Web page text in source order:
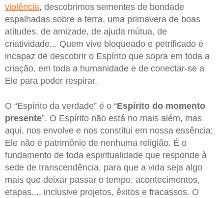
violência, descobrimos sementes de bondade
espalhadas sobre a terra, uma primavera de boas
atitudes, de amizade, de ajuda mútua, de
criatividade... Quem vive bloqueado e petrificado é
incapaz de descobrir o Espírito que sopra em toda a
criação, em toda a humanidade e de conectar-se a
Ele para poder respirar.
O “Espírito da verdade” é o “Espírito do momento
presente”. O Espírito não está no mais além, mas
aqui, nos envolve e nos constitui em nossa essência;
Ele não é patrimônio de nenhuma religião. É o
fundamento de toda espiritualidade que responde à
sede de transcendência, para que a vida seja algo
mais que deixar passar o tempo, acontecimentos,
etapas..., inclusive projetos, êxitos e fracassos. O